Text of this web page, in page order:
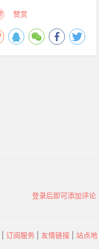
赞赏
登录后即可添加评论
订阅服务 友情链接
站点地